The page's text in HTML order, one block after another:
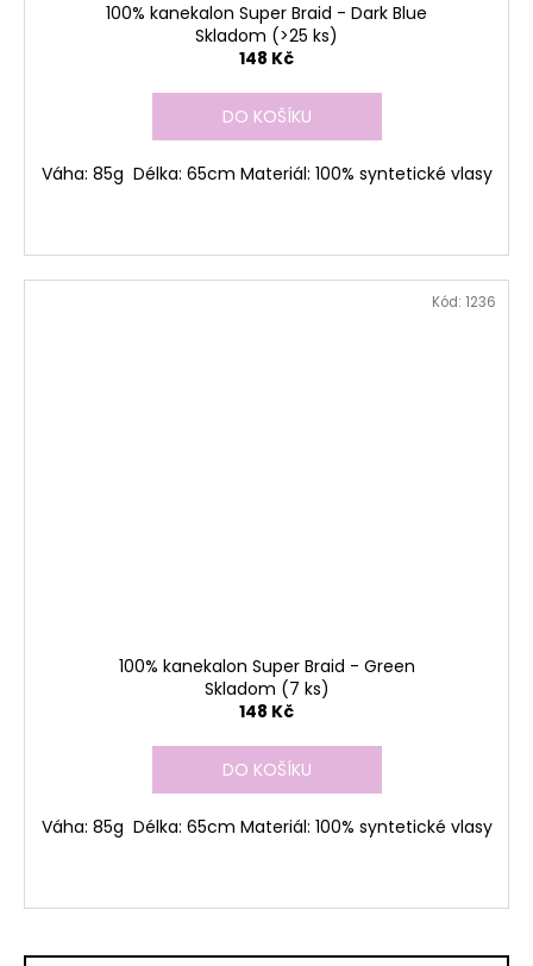
100% kanekalon Super Braid - Dark Blue
Skladom (>25 ks)
148 Kč
DO KOŠÍKU
Váha: 85g Délka: 65cm Materiál: 100% syntetické vlasy
100% kanekalon Super Braid - Green
Skladom (7 ks)
148 Kč
DO KOŠÍKU
Váha: 85g Délka: 65cm Materiál: 100% syntetické vlasy
Kód: 1236